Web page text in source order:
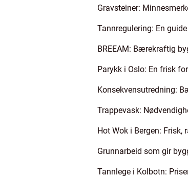
Gravsteiner:
Tannregulering: En
BREEAM: Bærekraftig
Parykk i Oslo: En frisk
Konsekvensutredning:
Trappevask:
Hot Wok i Bergen:
Grunnarbeid som gir
Tannlege i Kolbotn: